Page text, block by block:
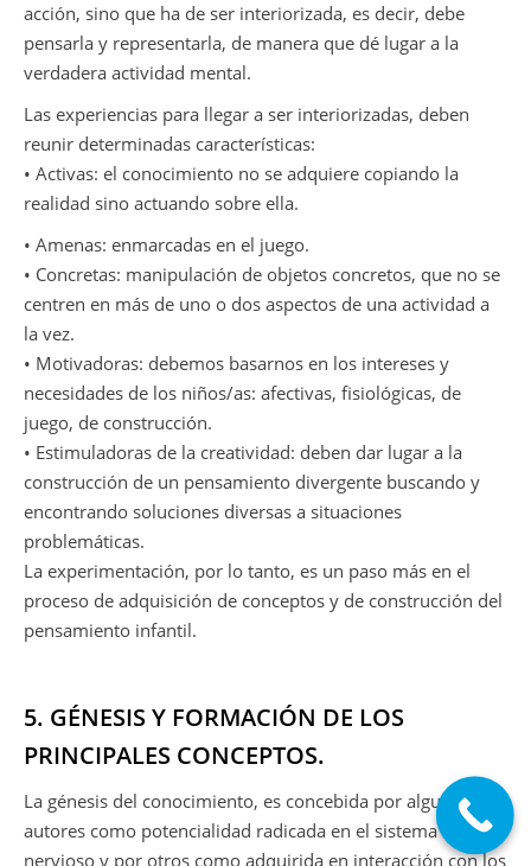
acción, sino que ha de ser interiorizada, es decir, debe
pensarla y representarla, de manera que dé lugar a la
verdadera actividad mental.
Las experiencias para llegar a ser interiorizadas, deben
reunir determinadas características:
• Activas: el conocimiento no se adquiere copiando la
realidad sino actuando sobre ella.
• Amenas: enmarcadas en el juego.
• Concretas: manipulación de objetos concretos, que no se
centren en más de uno o dos aspectos de una actividad a
la vez.
• Motivadoras: debemos basarnos en los intereses y
necesidades de los niños/as: afectivas, fisiológicas, de
juego, de construcción.
• Estimuladoras de la creatividad: deben dar lugar a la
construcción de un pensamiento divergente buscando y
encontrando soluciones diversas a situaciones
problemáticas.
La experimentación, por lo tanto, es un paso más en el
proceso de adquisición de conceptos y de construcción del
pensamiento infantil.
5. GÉNESIS Y FORMACIÓN DE LOS
PRINCIPALES CONCEPTOS.
La génesis del conocimiento, es concebida por algunos
autores como potencialidad radicada en el sistema
nervioso y por otros como adquirida en interacción con los